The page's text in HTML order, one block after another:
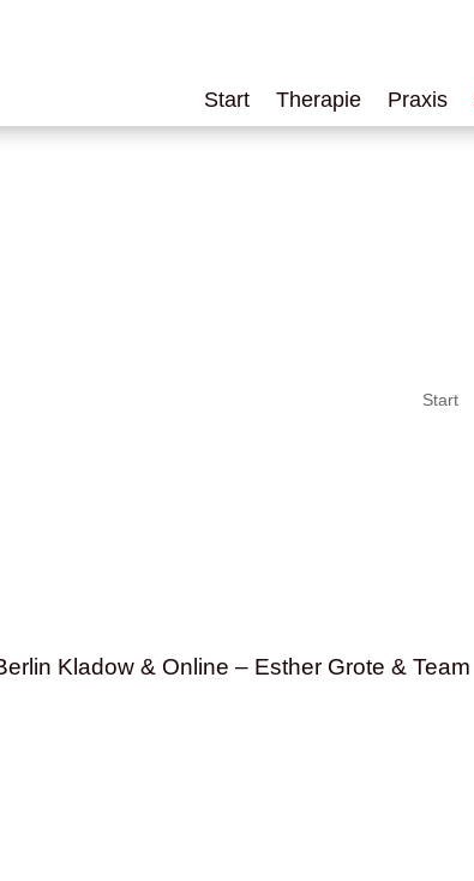
Start Therapie Praxis
Start
Kladow & Online – Esther Grote & Team